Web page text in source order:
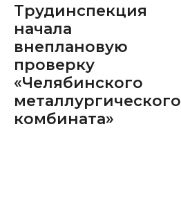
Трудинспекция
начала
внеплановую
проверку
«Челябинского
металлургического
комбината»